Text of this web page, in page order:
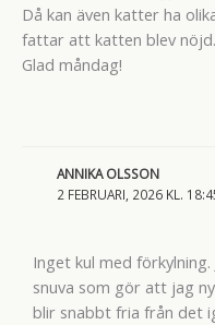
Då kan även katter ha
fattar att katten blev nöjd.
Glad måndag!
ANNIKA OLSSON
2 FEBRUARI, 2026 KL.
Inget kul med
snuva som gör att jag
blir snabbt fria från det